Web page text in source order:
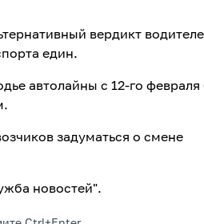
вердикт
един.
автолайны с 12-го февраля
задуматься о смене
новостей".